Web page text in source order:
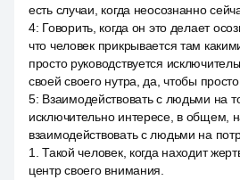
есть случаи, когда неосознанно
4: Говорить, когда он это делает
что человек прикрывается там
просто руководствуется
своей своего нутра, да, чтобы просто
5: Взаимодействовать с людьми на
исключительно интересе, в общем,
взаимодействовать с людьми на
1. Такой человек, когда находит
центр своего внимания.